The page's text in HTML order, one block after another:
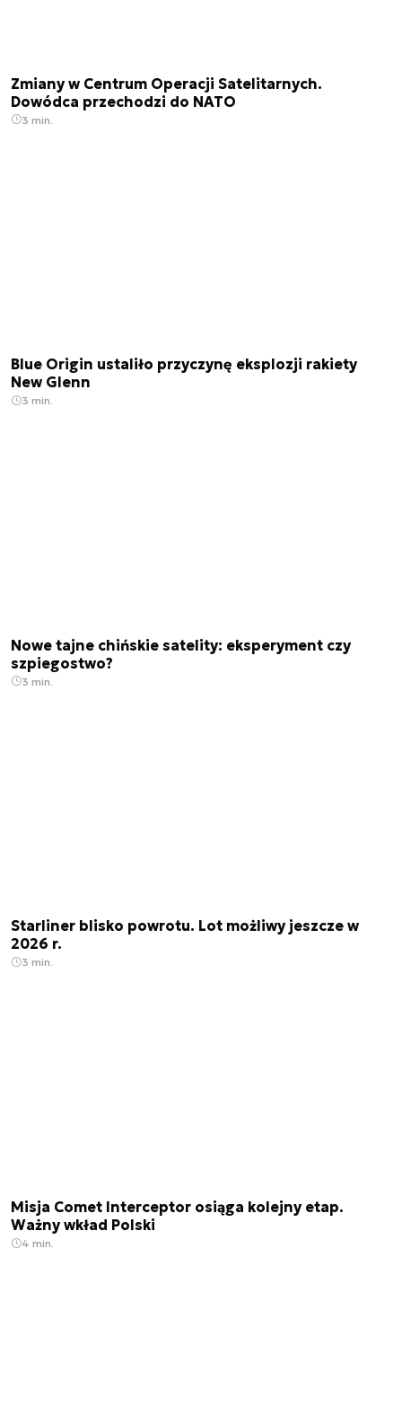
Zmiany w Centrum Operacji Satelitarnych.
Dowódca przechodzi do NATO
3 min.
Blue Origin ustaliło przyczynę eksplozji rakiety
New Glenn
3 min.
Nowe tajne chińskie satelity: eksperyment czy
szpiegostwo?
3 min.
Starliner blisko powrotu. Lot możliwy jeszcze w
2026 r.
3 min.
Misja Comet Interceptor osiąga kolejny etap.
Ważny wkład Polski
4 min.